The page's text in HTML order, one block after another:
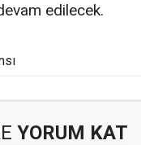
edilecek.
YORUM KAT